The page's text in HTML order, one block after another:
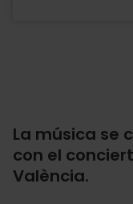
La música se
con el
València.